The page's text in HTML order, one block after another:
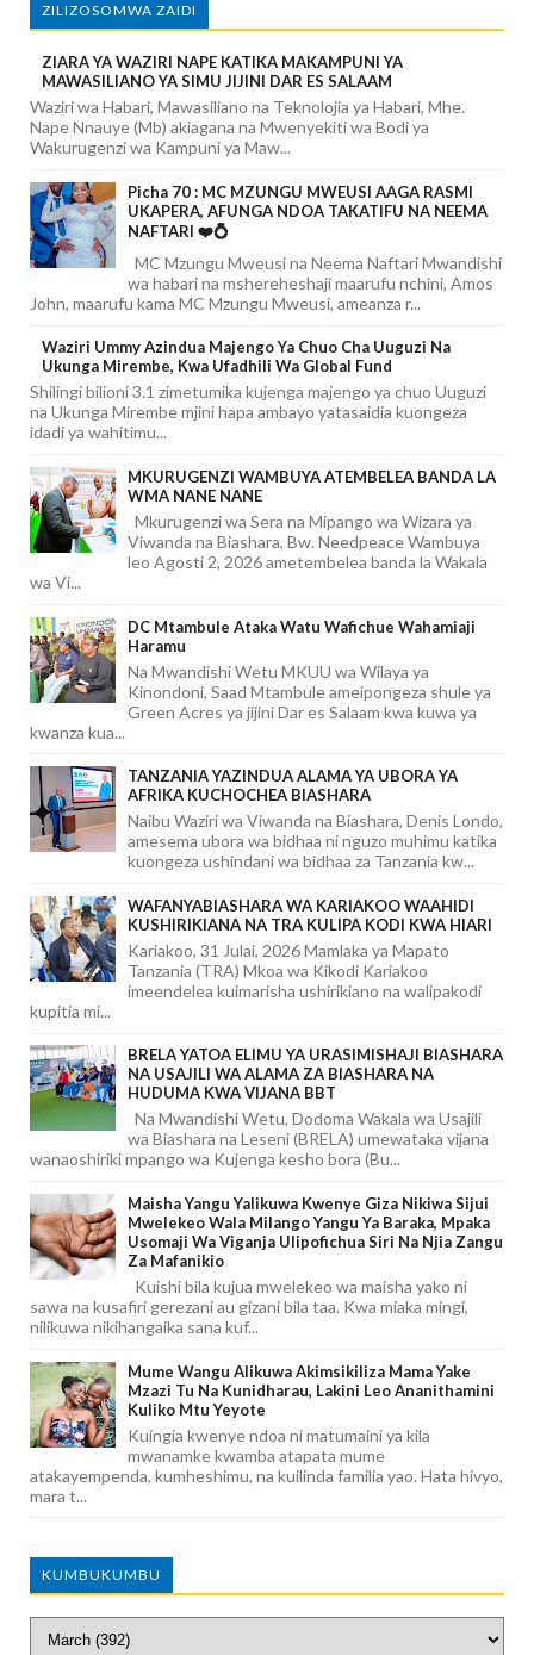
ZILIZOSOMWA ZAIDI
ZIARA YA WAZIRI NAPE KATIKA MAKAMPUNI YA
MAWASILIANO YA SIMU JIJINI DAR ES SALAAM
Waziri wa Habari, Mawasiliano na Teknolojia ya Habari, Mhe.
Nape Nnauye (Mb) akiagana na Mwenyekiti wa Bodi ya
Wakurugenzi wa Kampuni ya Maw...
Picha 70 : MC MZUNGU MWEUSI AAGA RASMI
UKAPERA, AFUNGA NDOA TAKATIFU NA NEEMA
NAFTARI ❤️💍
MC Mzungu Mweusi na Neema Naftari Mwandishi
wa habari na mshereheshaji maarufu nchini, Amos
John, maarufu kama MC Mzungu Mweusi, ameanza r...
Waziri Ummy Azindua Majengo Ya Chuo Cha Uuguzi Na
Ukunga Mirembe, Kwa Ufadhili Wa Global Fund
Shilingi bilioni 3.1 zimetumika kujenga majengo ya chuo Uuguzi
na Ukunga Mirembe mjini hapa ambayo yatasaidia kuongeza
idadi ya wahitimu...
MKURUGENZI WAMBUYA ATEMBELEA BANDA LA
WMA NANE NANE
Mkurugenzi wa Sera na Mipango wa Wizara ya
Viwanda na Biashara, Bw. Needpeace Wambuya
leo Agosti 2, 2026 ametembelea banda la Wakala
wa Vi...
DC Mtambule Ataka Watu Wafichue Wahamiaji
Haramu
Na Mwandishi Wetu MKUU wa Wilaya ya
Kinondoni, Saad Mtambule ameipongeza shule ya
Green Acres ya jijini Dar es Salaam kwa kuwa ya
kwanza kua...
TANZANIA YAZINDUA ALAMA YA UBORA YA
AFRIKA KUCHOCHEA BIASHARA
Naibu Waziri wa Viwanda na Biashara, Denis Londo,
amesema ubora wa bidhaa ni nguzo muhimu katika
kuongeza ushindani wa bidhaa za Tanzania kw...
WAFANYABIASHARA WA KARIAKOO WAAHIDI
KUSHIRIKIANA NA TRA KULIPA KODI KWA HIARI
Kariakoo, 31 Julai, 2026 Mamlaka ya Mapato
Tanzania (TRA) Mkoa wa Kikodi Kariakoo
imeendelea kuimarisha ushirikiano na walipakodi
kupitia mi...
BRELA YATOA ELIMU YA URASIMISHAJI BIASHARA
NA USAJILI WA ALAMA ZA BIASHARA NA
HUDUMA KWA VIJANA BBT
Na Mwandishi Wetu, Dodoma Wakala wa Usajili
wa Biashara na Leseni (BRELA) umewataka vijana
wanaoshiriki mpango wa Kujenga kesho bora (Bu...
Maisha Yangu Yalikuwa Kwenye Giza Nikiwa Sijui
Mwelekeo Wala Milango Yangu Ya Baraka, Mpaka
Usomaji Wa Viganja Ulipofichua Siri Na Njia Zangu
Za Mafanikio
Kuishi bila kujua mwelekeo wa maisha yako ni
sawa na kusafiri gerezani au gizani bila taa. Kwa miaka mingi,
nilikuwa nikihangaika sana kuf...
Mume Wangu Alikuwa Akimsikiliza Mama Yake
Mzazi Tu Na Kunidharau, Lakini Leo Ananithamini
Kuliko Mtu Yeyote
Kuingia kwenye ndoa ni matumaini ya kila
mwanamke kwamba atapata mume
atakayempenda, kumheshimu, na kuilinda familia yao. Hata hivyo,
mara t...
KUMBUKUMBU